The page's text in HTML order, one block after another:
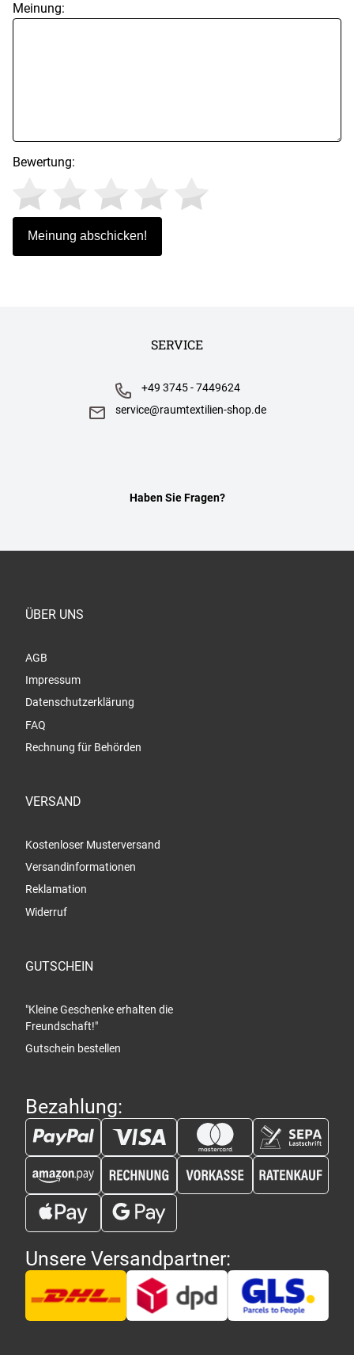
Meinung:
Bewertung:
SERVICE
Haben Sie Fragen?
+49 3745 - 7449624
service@raumtextilien-shop.de
ÜBER UNS
AGB
Impressum
Datenschutzerklärung
FAQ
Rechnung für Behörden
VERSAND
Kostenloser Musterversand
Versandinformationen
Reklamation
Widerruf
GUTSCHEIN
"Kleine Geschenke erhalten die
Freundschaft!"
Gutschein bestellen
Bezahlung:
Unsere Versandpartner: